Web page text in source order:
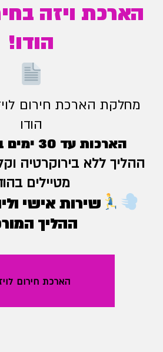
הארכת ויזה
הודו!
מחלקת הארכת חירום
הודו
הארכות עד 30 ימים בכל הארכה
ההליך ללא בירוקרטיה
מטיילים
שירות אישי
ההליך
הארכת חירום